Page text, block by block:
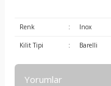
Renk : Inox
Kilit Tipi : Barelli
Yorumlar